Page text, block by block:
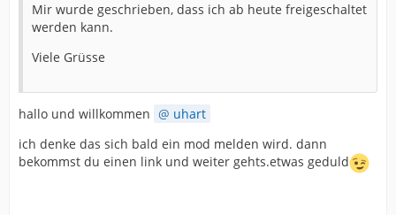
Mir wurde geschrieben, dass ich ab heute freigeschaltet
werden kann.
Viele Grüsse
hallo und willkommen
uhart
ich denke das sich bald ein mod melden wird. dann
bekommst du einen link und weiter gehts.etwas geduld